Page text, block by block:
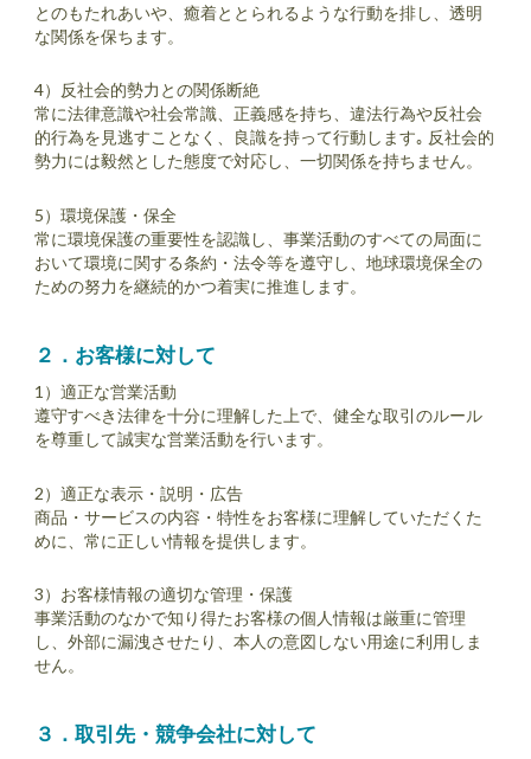
とのもたれあいや、癒着ととられるような行動を排し、透明
な関係を保ちます。
4）反社会的勢力との関係断絶
常に法律意識や社会常識、正義感を持ち、違法行為や反社会
的行為を見逃すことなく、良識を持って行動します｡ 反社会的
勢力には毅然とした態度で対応し、一切関係を持ちません。
5）環境保護・保全
常に環境保護の重要性を認識し、事業活動のすべての局面に
おいて環境に関する条約・法令等を遵守し、地球環境保全の
ための努力を継続的かつ着実に推進します。
２．お客様に対して
1 ）適正な営業活動
遵守すべき法律を十分に理解した上で、健全な取引のルール
を尊重して誠実な営業活動を行います。
2）適正な表示・説明・広告
商品・サービスの内容・特性をお客様に理解していただくた
めに、常に正しい情報を提供します。
3）お客様情報の適切な管理・保護
事業活動のなかで知り得たお客様の個人情報は厳重に管理
し、外部に漏洩させたり、本人の意図しない用途に利用しま
せん。
３．取引先・競争会社に対して